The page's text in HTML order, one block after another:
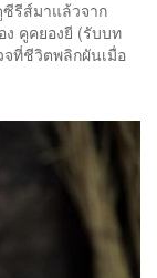
รีส์มาแล้วจาก
ง คูคยองยี (รับบท
จที่ชีวิตพลิกผันเมื่อ